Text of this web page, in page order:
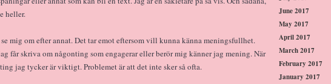
heller.
mig om efter annat. Det tar emot eftersom vill kunna känna meningsfullhet.
får skriva om någonting som engagerar eller berör mig känner jag mening. När
jag tycker är viktigt. Problemet är att det inte sker så ofta.
June 2017
May 2017
April 2017
March 2017
February 2017
January 2017